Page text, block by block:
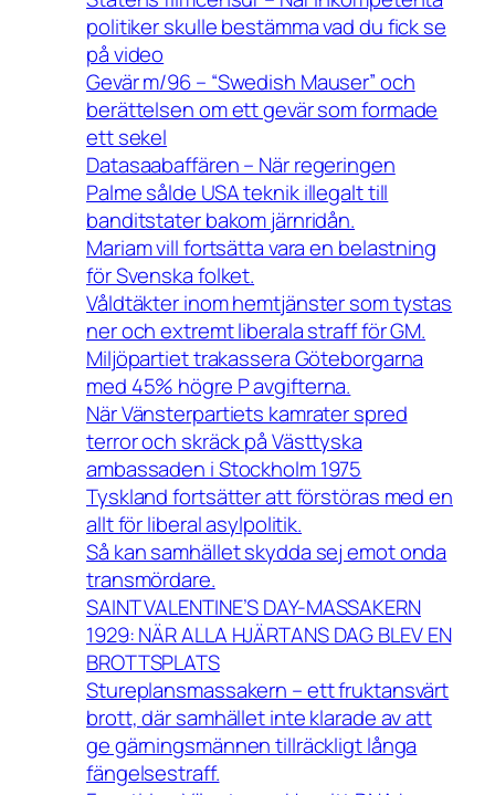
politiker skulle bestämma vad du fick se
på video
Gevär m/96 – “Swedish Mauser” och
berättelsen om ett gevär som formade
ett sekel
Datasaabaffären – När regeringen
Palme sålde USA teknik illegalt till
banditstater bakom järnridån.
Mariam vill fortsätta vara en belastning
för Svenska folket.
Våldtäkter inom hemtjänster som tystas
ner och extremt liberala straff för GM.
Miljöpartiet trakassera Göteborgarna
med 45% högre P avgifterna.
När Vänsterpartiets kamrater spred
terror och skräck på Västtyska
ambassaden i Stockholm 1975
Tyskland fortsätter att förstöras med en
allt för liberal asylpolitik.
Så kan samhället skydda sej emot onda
transmördare.
SAINT VALENTINE’S DAY-MASSAKERN
1929: NÄR ALLA HJÄRTANS DAG BLEV EN
BROTTSPLATS
Stureplansmassakern – ett fruktansvärt
brott, där samhället inte klarade av att
ge gärningsmännen tillräckligt långa
fängelsestraff.